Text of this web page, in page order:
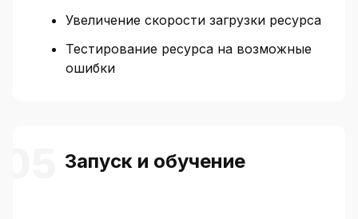
Увеличение скорости загрузки ресурса
Тестирование ресурса на возможные
ошибки
Запуск и обучение